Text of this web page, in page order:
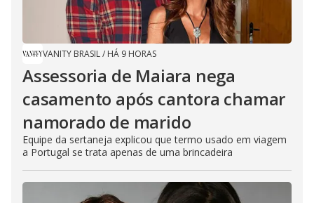
VANITY BRASIL/ HÁ 9 HORAS
Assessoria de Maiara nega
casamento após cantora chamar
namorado de marido
Equipe da sertaneja explicou que termo usado em viagem
a Portugal se trata apenas de uma brincadeira